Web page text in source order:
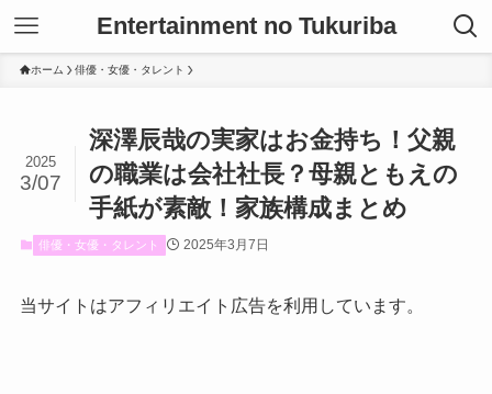
Entertainment no Tukuriba
ホーム 俳優・女優・タレント
深澤辰哉の実家はお金持ち！父親
の職業は会社社長？母親ともえの
手紙が素敵！家族構成まとめ
2025
3/07
俳優・女優・タレント 2025年3月7日
当サイトはアフィリエイト広告を利用しています。